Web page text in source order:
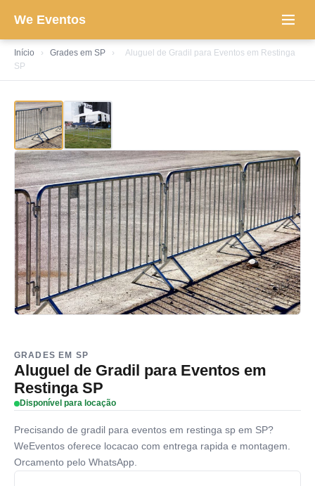
We Eventos
Início › Grades em SP ›
Aluguel de Gradil para Eventos em Restinga
SP
GRADES EM SP
Aluguel de Gradil para Eventos em
Restinga SP
Disponível para locação
Precisando de gradil para eventos em restinga sp em SP?
WeEventos oferece locacao com entrega rapida e montagem.
Orcamento pelo WhatsApp.